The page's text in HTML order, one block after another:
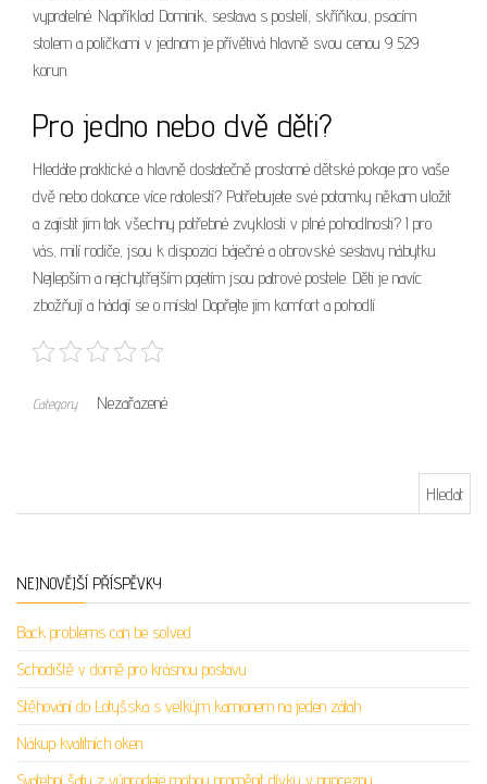
vypratelné. Například Dominik, sestava s postelí, skříňkou, psacím
stolem a poličkami v jednom je přívětivá hlavně svou cenou 9 529
korun.
Pro jedno nebo dvě děti?
Hledáte praktické a hlavně dostatečně prostorné dětské pokoje pro vaše
dvě nebo dokonce více ratolestí? Potřebujete své potomky někam uložit
a zajistit jim tak všechny potřebné zvyklosti v plné pohodlnosti? I pro
vás, milí rodiče, jsou k dispozici báječné a obrovské sestavy nábytku.
Nejlepším a nejchytřejším pojetím jsou patrové postele. Děti je navíc
zbožňují a hádají se o místa! Dopřejte jim komfort a pohodlí.
Category Nezařazené
NEJNOVĚJŠÍ PŘÍSPĚVKY
Back problems can be solved
Schodiště v domě pro krásnou postavu
Stěhování do Lotyšska s velkým kamionem na jeden zátah
Nákup kvalitních oken